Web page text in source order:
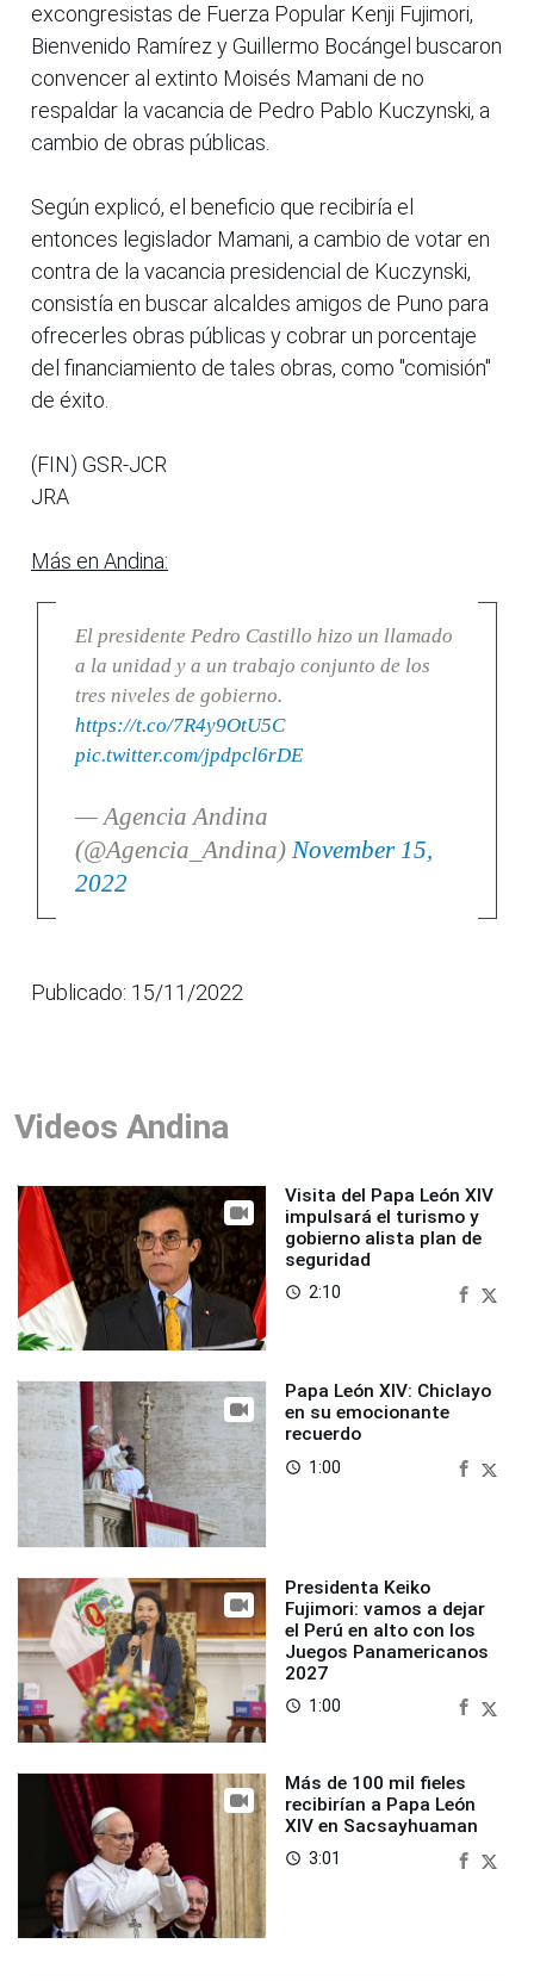
excongresistas de Fuerza Popular Kenji Fujimori,
Bienvenido Ramírez y Guillermo Bocángel buscaron
convencer al extinto Moisés Mamani de no
respaldar la vacancia de Pedro Pablo Kuczynski, a
cambio de obras públicas.
Según explicó, el beneficio que recibiría el
entonces legislador Mamani, a cambio de votar en
contra de la vacancia presidencial de Kuczynski,
consistía en buscar alcaldes amigos de Puno para
ofrecerles obras públicas y cobrar un porcentaje
del financiamiento de tales obras, como "comisión"
de éxito.
(FIN) GSR-JCR
JRA
Más en Andina:
El presidente Pedro Castillo hizo un llamado
a la unidad y a un trabajo conjunto de los
tres niveles de gobierno.
https://t.co/7R4y9OtU5C
pic.twitter.com/jpdpcl6rDE
— Agencia Andina
(@Agencia_Andina) November 15,
2022
Publicado: 15/11/2022
Videos Andina
Visita del Papa León XIV
impulsará el turismo y
gobierno alista plan de
seguridad
access_time 2:10
Papa León XIV: Chiclayo
en su emocionante
recuerdo
access_time 1:00
Presidenta Keiko
Fujimori: vamos a dejar
el Perú en alto con los
Juegos Panamericanos
2027
access_time 1:00
Más de 100 mil fieles
recibirían a Papa León
XIV en Sacsayhuaman
access_time 3:01